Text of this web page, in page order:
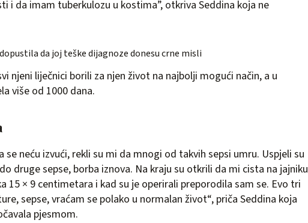
i da imam tuberkulozu u kostima”, otkriva Seddina koja ne
da joj teške dijagnoze donesu crne misli
njeni liječnici borili za njen život na najbolji mogući način, a u
više od 1000 dana.
se neću izvući, rekli su mi da mnogi od takvih sepsi umru. Uspjeli su
druge sepse, borba iznova. Na kraju su otkrili da mi cista na jajniku
15 × 9 centimetara i kad su je operirali preporodila sam se. Evo tri
sepse, vraćam se polako u normalan život“, priča Seddina koja
pjesmom.